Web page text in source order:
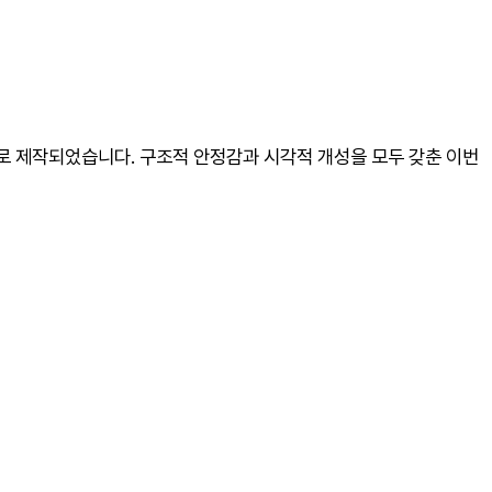
작되었습니다. 구조적 안정감과 시각적 개성을 모두 갖춘 이번